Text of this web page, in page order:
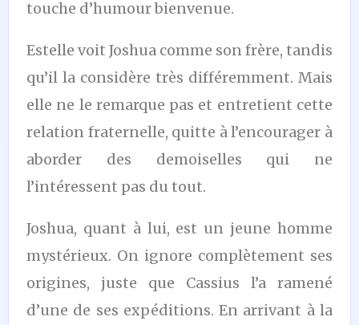
touche d’humour bienvenue.
Estelle voit Joshua comme son frère, tandis
qu’il la considère très différemment. Mais
elle ne le remarque pas et entretient cette
relation fraternelle, quitte à l’encourager à
aborder des demoiselles qui ne
l’intéressent pas du tout.
Joshua, quant à lui, est un jeune homme
mystérieux. On ignore complètement ses
origines, juste que Cassius l’a ramené
d’une de ses expéditions. En arrivant à la